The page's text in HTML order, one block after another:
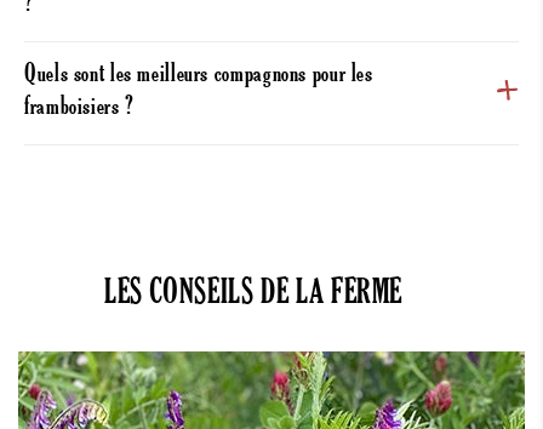
?
Quels sont les meilleurs compagnons pour les
framboisiers ?
LES CONSEILS DE LA FERME